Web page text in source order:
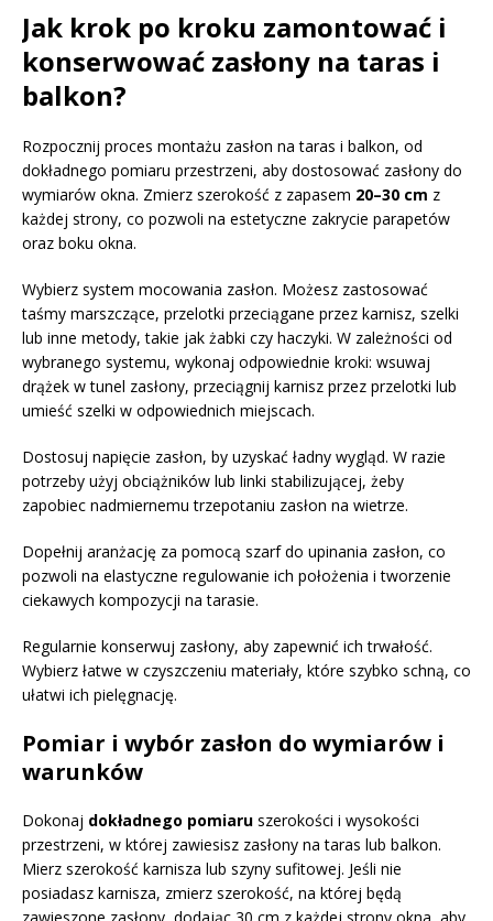
Jak krok po kroku zamontować i
konserwować zasłony na taras i
balkon?
Rozpocznij proces montażu zasłon na taras i balkon, od
dokładnego pomiaru przestrzeni, aby dostosować zasłony do
wymiarów okna. Zmierz szerokość z zapasem 20–30 cm z
każdej strony, co pozwoli na estetyczne zakrycie parapetów
oraz boku okna.
Wybierz system mocowania zasłon. Możesz zastosować
taśmy marszczące, przelotki przeciągane przez karnisz, szelki
lub inne metody, takie jak żabki czy haczyki. W zależności od
wybranego systemu, wykonaj odpowiednie kroki: wsuwaj
drążek w tunel zasłony, przeciągnij karnisz przez przelotki lub
umieść szelki w odpowiednich miejscach.
Dostosuj napięcie zasłon, by uzyskać ładny wygląd. W razie
potrzeby użyj obciążników lub linki stabilizującej, żeby
zapobiec nadmiernemu trzepotaniu zasłon na wietrze.
Dopełnij aranżację za pomocą szarf do upinania zasłon, co
pozwoli na elastyczne regulowanie ich położenia i tworzenie
ciekawych kompozycji na tarasie.
Regularnie konserwuj zasłony, aby zapewnić ich trwałość.
Wybierz łatwe w czyszczeniu materiały, które szybko schną, co
ułatwi ich pielęgnację.
Pomiar i wybór zasłon do wymiarów i
warunków
Dokonaj dokładnego pomiaru szerokości i wysokości
przestrzeni, w której zawiesisz zasłony na taras lub balkon.
Mierz szerokość karnisza lub szyny sufitowej. Jeśli nie
posiadasz karnisza, zmierz szerokość, na której będą